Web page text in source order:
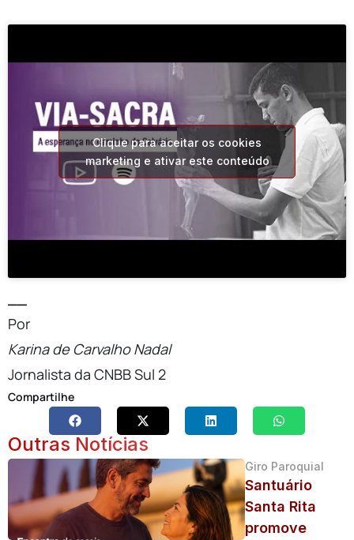
Clique para aceitar os cookies
marketing e ativar este conteúdo
Por
Karina de Carvalho Nadal
Jornalista da CNBB Sul 2
Compartilhe
Outras Notícias
Giro Paroquial
Santuário
Santa Rita
promove